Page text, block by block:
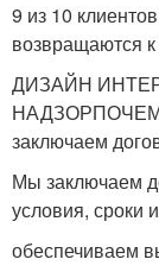
9 из 10 клиентов
возвращаются
ДИЗАЙН
заключаем
Мы заключаем
условия, сроки
обеспечиваем